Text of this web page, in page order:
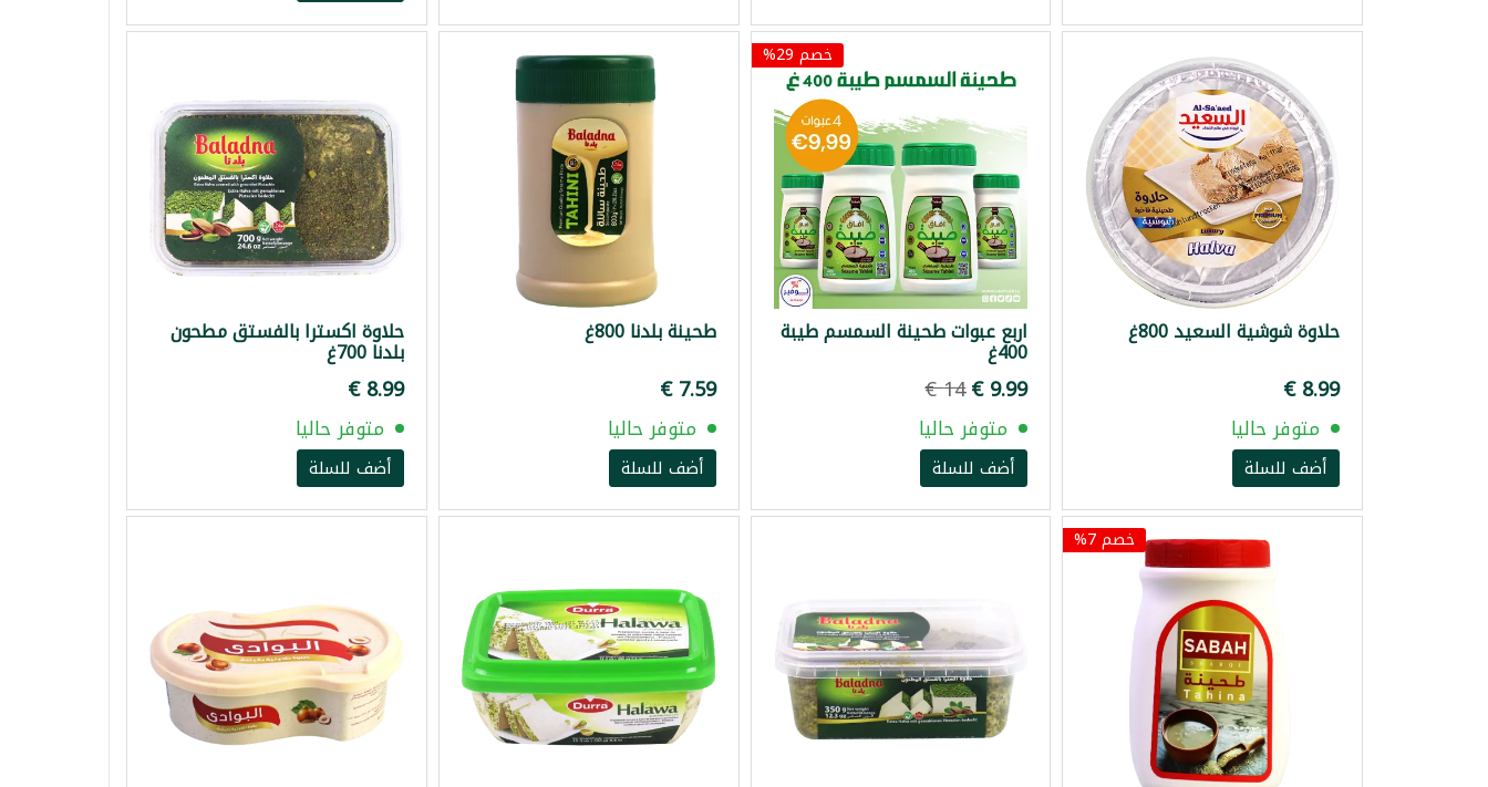
حلاوة شوشية السعيد 800غ
متوفر حاليا
أضف للسلة
خصم 29%
اربع عبوات طحينة السمسم طيبة
400غ
‏9.99 €
‏14 €
متوفر حاليا
أضف للسلة
طحينة بلدنا 800غ
‏7.59 €
متوفر حاليا
أضف للسلة
حلاوة اكسترا بالفستق مطحون
بلدنا 700غ
‏8.99 €
متوفر حاليا
أضف للسلة
خصم 7%